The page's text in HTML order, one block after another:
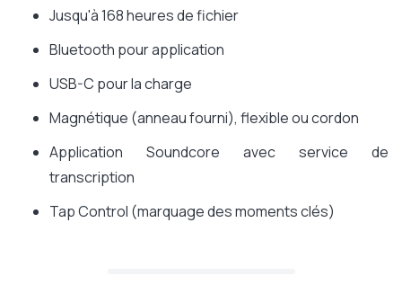
Jusqu'à 168 heures de fichier
Bluetooth pour application
USB-C pour la charge
Magnétique (anneau fourni), flexible ou cordon
Application Soundcore avec service de
transcription
Tap Control (marquage des moments clés)